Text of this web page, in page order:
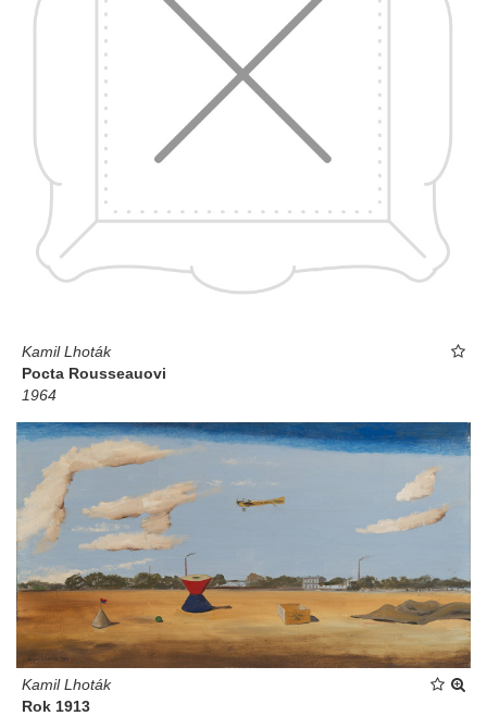
Kamil Lhoták
Pocta Rousseauovi
1964
Kamil Lhoták
Rok 1913